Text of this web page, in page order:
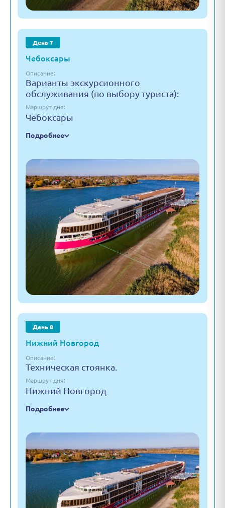
День 7
Чебоксары
Описание:
Варианты экскурсионного
обслуживания (по выбору туриста):
Маршрут дня:
Чебоксары
Подробнее
День 8
Нижний Новгород
Описание:
Техническая стоянка.
Маршрут дня:
Нижний Новгород
Подробнее